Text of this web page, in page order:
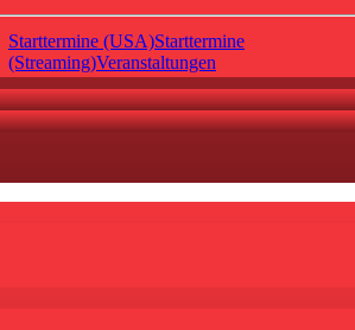
Starttermine (USA)Starttermine
(Streaming)Veranstaltungen